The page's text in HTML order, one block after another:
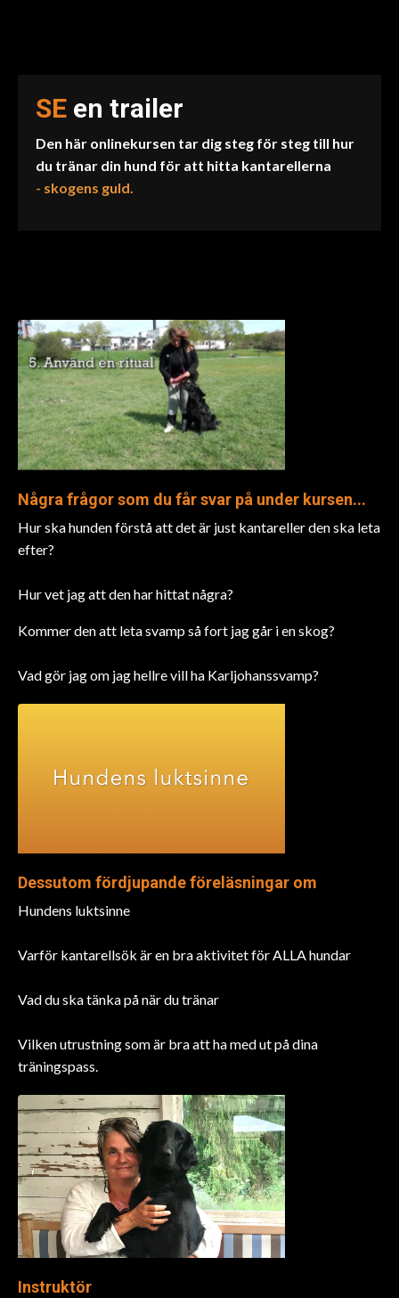
SE en trailer
Den här onlinekursen tar dig steg för steg till hur
du tränar din hund för att hitta kantarellerna
- skogens guld.
Några frågor som du får svar på under kursen...
Hur ska hunden förstå att det är just kantareller den ska leta
efter?
Hur vet jag att den har hittat några?
Kommer den att leta svamp så fort jag går i en skog?
Vad gör jag om jag hellre vill ha Karljohanssvamp?
Dessutom fördjupande föreläsningar om
Hundens luktsinne
Varför kantarellsök är en bra aktivitet för ALLA hundar
Vad du ska tänka på när du tränar
Vilken utrustning som är bra att ha med ut på dina
träningspass.
Instruktör